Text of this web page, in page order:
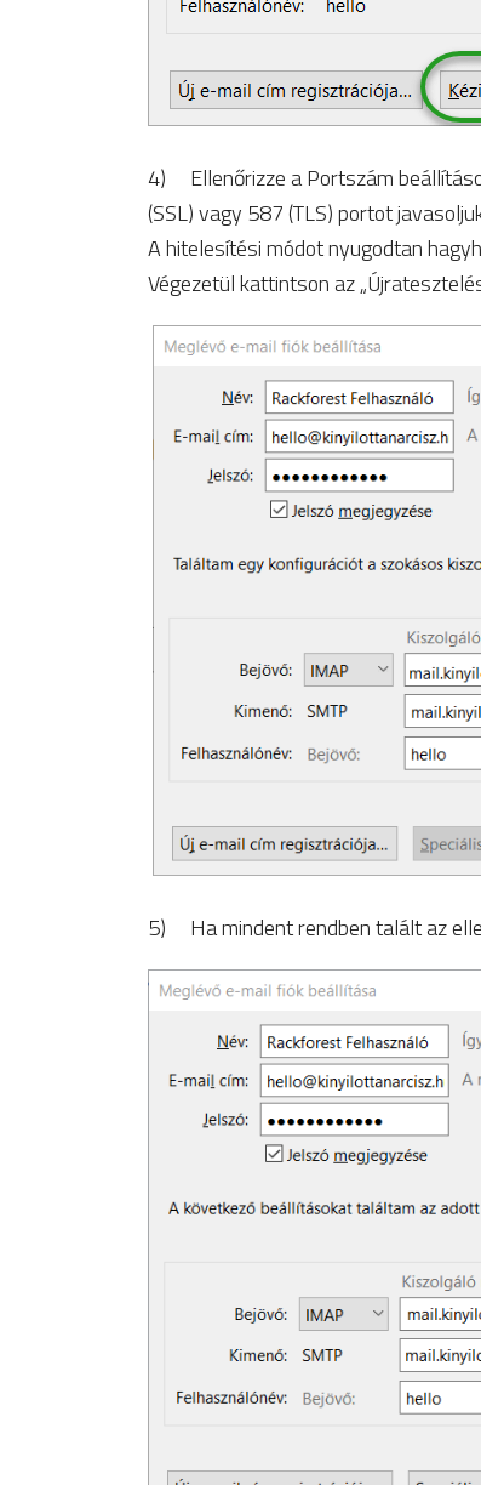
4) Ellenőrizze a Portszám
(SSL) vagy 587 (TLS) portot
A hitelesítési módot nyugodtan
Végezetül kattintson az
5) Ha mindent rendben talált az